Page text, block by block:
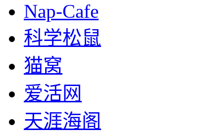
Nap-Cafe
科学松鼠
猫窝
爱活网
天涯海阁